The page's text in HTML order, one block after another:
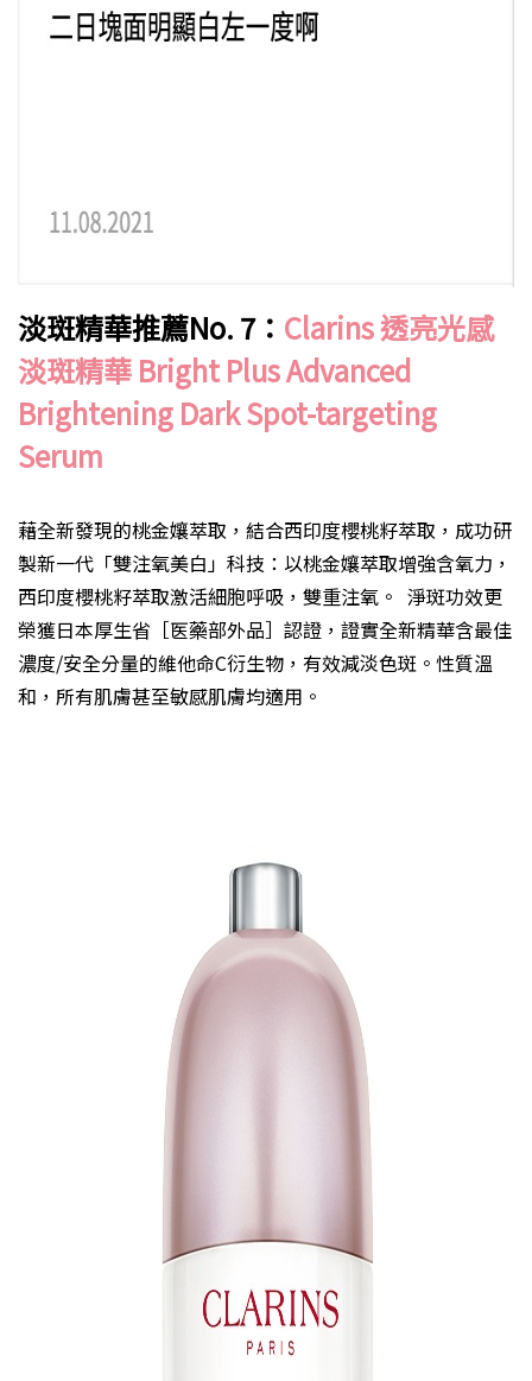
淡斑精華推薦No. 7： Clarins 透亮光感
淡斑精華 Bright Plus Advanced
Brightening Dark Spot-targeting
Serum
藉全新發現的桃金孃萃取，結合西印度櫻桃籽萃取，成功研
製新一代「雙注氧美白」科技：以桃金孃萃取增強含氧力，
西印度櫻桃籽萃取激活細胞呼吸，雙重注氧。 淨斑功效更
榮獲日本厚生省［医藥部外品］認證，證實全新精華含最佳
濃度/安全分量的維他命C衍生物，有效減淡色斑。性質溫
和，所有肌膚甚至敏感肌膚均適用。